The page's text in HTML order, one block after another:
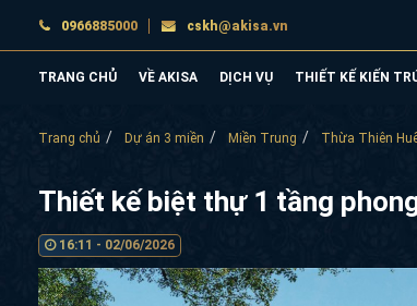
0966885000 cskh@akisa.vn
TRANG CHỦ VỀ AKISA DỊCH VỤ THIẾT KẾ KIẾN
Trang chủ Dự án 3 miền Miền Trung Thừa Thiên Huế
Thiết kế biệt thự 1 tầng
16:11 - 02/06/2026